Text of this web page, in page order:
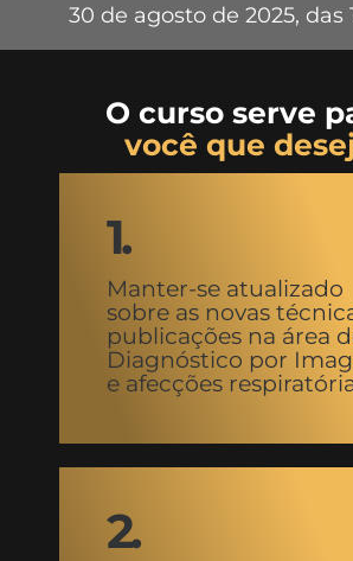
30 de agosto de 2025, das
O curso serve
você que
1.
Manter-se atualizado
sobre as novas
publicações na área
Diagnóstico por
e afecções
2.